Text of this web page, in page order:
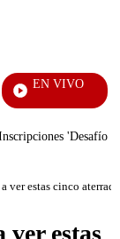
EN VIVO
'Desafío'
ver estas cinco
ver estas